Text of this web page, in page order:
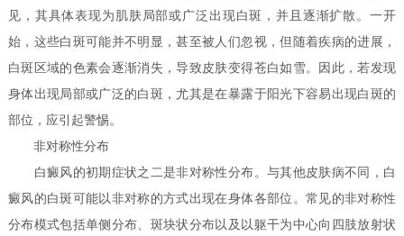
见，其具体表现为肌肤局部或广泛出现白斑，并且逐渐扩散。一开
始，这些白斑可能并不明显，甚至被人们忽视，但随着疾病的进展，
白斑区域的色素会逐渐消失，导致皮肤变得苍白如雪。因此，若发现
身体出现局部或广泛的白斑，尤其是在暴露于阳光下容易出现白斑的
部位，应引起警惕。
非对称性分布
白癜风的初期症状之二是非对称性分布。与其他皮肤病不同，白
癜风的白斑可能以非对称的方式出现在身体各部位。常见的非对称性
分布模式包括单侧分布、斑块状分布以及以躯干为中心向四肢放射状